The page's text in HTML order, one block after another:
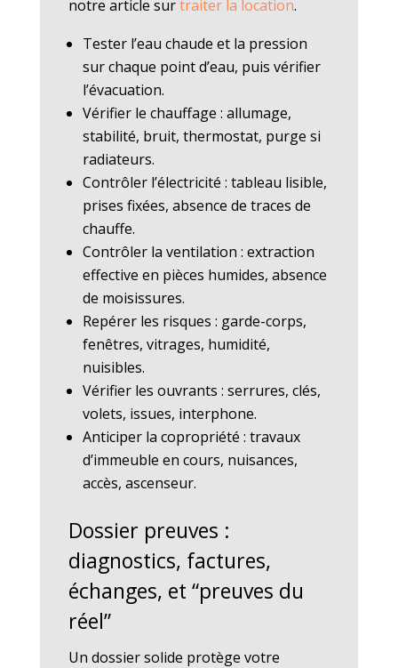
notre article surtraiter la location.
Tester l’eau chaude et la pression
sur chaque point d’eau, puis vérifier
l’évacuation.
Vérifier le chauffage : allumage,
stabilité, bruit, thermostat, purge si
radiateurs.
Contrôler l’électricité : tableau lisible,
prises fixées, absence de traces de
chauffe.
Contrôler la ventilation : extraction
effective en pièces humides, absence
de moisissures.
Repérer les risques : garde-corps,
fenêtres, vitrages, humidité,
nuisibles.
Vérifier les ouvrants : serrures, clés,
volets, issues, interphone.
Anticiper la copropriété : travaux
d’immeuble en cours, nuisances,
accès, ascenseur.
Dossier preuves :
diagnostics, factures,
échanges, et “preuves du
réel”
Un dossier solide protège votre